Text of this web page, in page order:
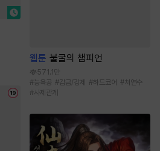
웹툰 불굴의 챔피언
571.1만
#능욕공 #감금/강제 #하드코어 #처연수
#사제관계